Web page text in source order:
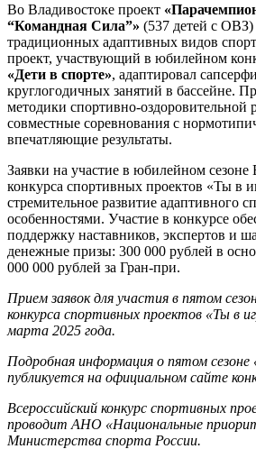
Во Владивостоке проект
“Командная Сила”» (537 детей с
традиционных адаптивных видов
проект, участвующий в юбилейном
«Дети в спорте», адаптировал
круглогодичных занятий в бассейне.
методики спортивно-оздоровительной
совместные соревнования с
впечатляющие результаты.
Заявки на участие в юбилейном сезоне
конкурса спортивных проектов «Ты в
стремительное развитие адаптивного
особенностями. Участие в конкурсе
поддержку наставников, экспертов и
денежные призы: 300 000 рублей в
000 000 рублей за Гран-при.
Прием заявок для участия в пятом
конкурса спортивных проектов «Ты в
марта 2025 года.
Подробная информация о пятом сезоне
публикуется на официальном сайте
Всероссийский конкурс спортивных
проводит АНО «Национальные
Министерства спорта России.